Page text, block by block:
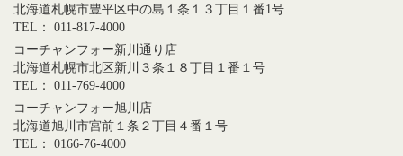
北海道札幌市豊平区中の島１条１３丁目１番1号
TEL： 011-817-4000
コーチャンフォー新川通り店
北海道札幌市北区新川３条１８丁目１番１号
TEL： 011-769-4000
コーチャンフォー旭川店
北海道旭川市宮前１条２丁目４番１号
TEL： 0166-76-4000